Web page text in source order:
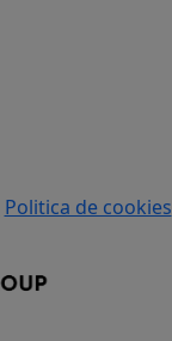
Politica de cookies